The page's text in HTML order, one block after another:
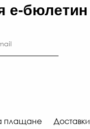
е-бюлетин
плащане Доставки